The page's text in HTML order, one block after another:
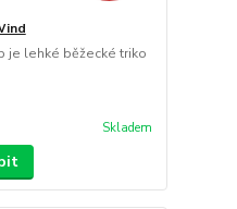
je lehké běžecké triko
Skladem